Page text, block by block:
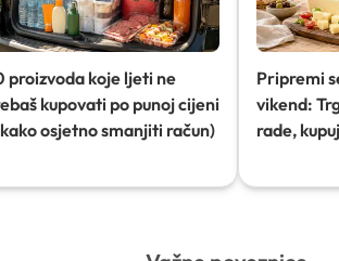
proizvoda koje ljeti ne
kupovati po punoj cijeni
osjetno smanjiti račun)
Pripremi
vikend:
rade,